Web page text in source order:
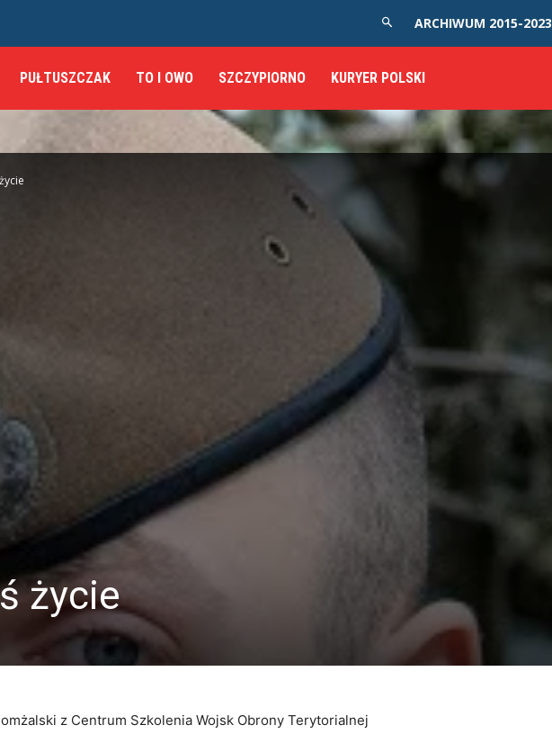
ARCHIWUM 2015-2023
PUŁTUSZCZAK TO I OWO SZCZYPIORNO KURYER POLSKI
życie
z Centrum Szkolenia Wojsk Obrony Terytorialnej